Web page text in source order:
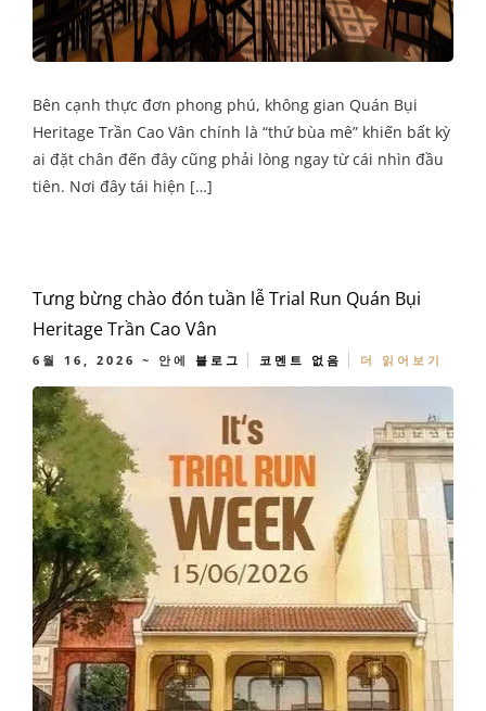
Bên cạnh thực đơn phong phú, không gian Quán Bụi
Heritage Trần Cao Vân chính là “thứ bùa mê” khiến bất kỳ
ai đặt chân đến đây cũng phải lòng ngay từ cái nhìn đầu
tiên. Nơi đây tái hiện […]
Tưng bừng chào đón tuần lễ Trial Run Quán Bụi
Heritage Trần Cao Vân
6월 16, 2026 ~ 안에 블로그 코멘트 없음 더 읽어보기